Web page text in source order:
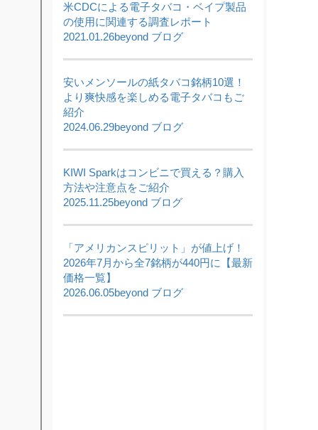
5月 - フレーバーランキング
米CDCによる電子タバコ・ベイプ製品
の使用に関連する調査レポート
2021.01.26beyond ブログ
安いメンソールの紙タバコ銘柄10選！
より爽快感を楽しめる電子タバコもご
紹介
2024.06.29beyond ブログ
KIWI Sparkはコンビニで買える？購入
方法や注意点をご紹介
2025.11.25beyond ブログ
「アメリカンスピリット」が値上げ！
2026年7月から全7銘柄が440円に【最新
価格一覧】
2026.06.05beyond ブログ